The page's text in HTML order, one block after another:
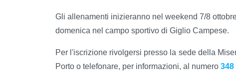
Gli allenamenti inizieranno nel weekend 7/8
domenica nel campo sportivo di Giglio Campese.
Per l'iscrizione rivolgersi presso la sede della
Porto o telefonare, per informazioni, al numero 348